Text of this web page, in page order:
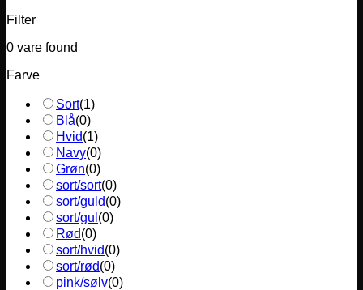
Filter
0 vare found
Farve
Sort(1)
Blå(0)
Hvid(1)
Navy(0)
Grøn(0)
sort/sort(0)
sort/guld(0)
sort/gul (0)
Rød(0)
sort/hvid(0)
sort/rød(0)
pink/sølv(0)